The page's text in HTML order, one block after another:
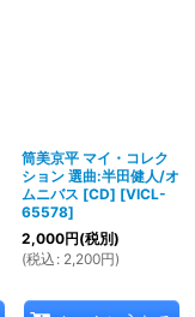
筒美京平 マイ・コレク
ション 選曲:半田健人/オ
ムニバス [CD] [VICL-
65578]
2,000円(税別)
(税込 : 2,200円)